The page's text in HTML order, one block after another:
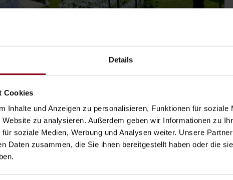
Details
Cookies
Inhalte und Anzeigen zu personalisieren, Funktionen für soziale
zu analysieren. Außerdem geben wir Informationen zu
soziale Medien, Werbung und Analysen weiter. Unsere
Daten zusammen, die Sie ihnen bereitgestellt haben oder die
ehrlich: die Hochzeitsfeier in einemSchlosszu veranstalten
auf derHochzeitseinladung gut, sondern auch in späteren
mit vielen Gästen in diesem
Schlosseine wunderschöne